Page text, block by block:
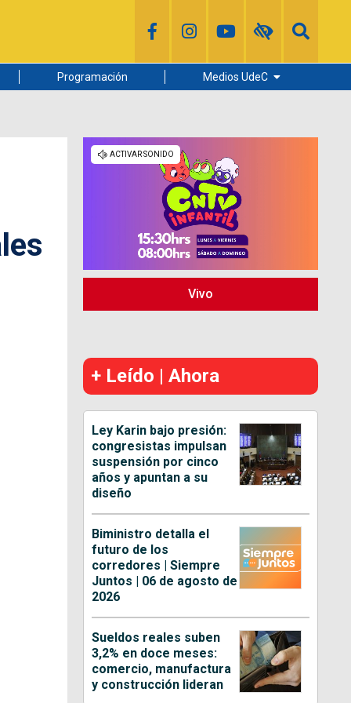
Programación Medios UdeC
Radio UdeC
Noticias UdeC
La Discusión
Vivo
+ Leído | Ahora
Ley Karin bajo presión:
congresistas impulsan
suspensión por cinco
años y apuntan a su
diseño
Biministro detalla el
futuro de los
corredores | Siempre
Juntos | 06 de agosto de
2026
Sueldos reales suben
3,2% en doce meses:
comercio, manufactura
y construcción lideran